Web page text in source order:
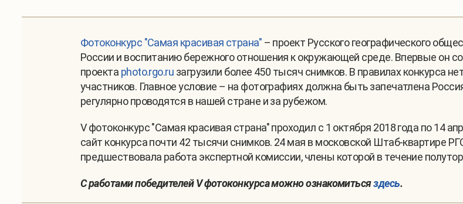
Фотоконкурс "Самая красивая страна" – проект Русского географического
России и воспитанию бережного отношения к окружающей среде. Впервые он
проекта photo.rgo.ru загрузили более 450 тысяч снимков. В правилах конкурса
участников. Главное условие – на фотографиях должна быть запечатлена
регулярно проводятся в нашей стране и за рубежом.
V фотоконкурс "Самая красивая страна" проходил с 1 октября 2018 года по 14
сайт конкурса почти 42 тысячи снимков. 24 мая в московской Штаб-квартире
предшествовала работа экспертной комиссии, члены которой в течение
С работами победителей V фотоконкурса можно ознакомитьсяздесь.